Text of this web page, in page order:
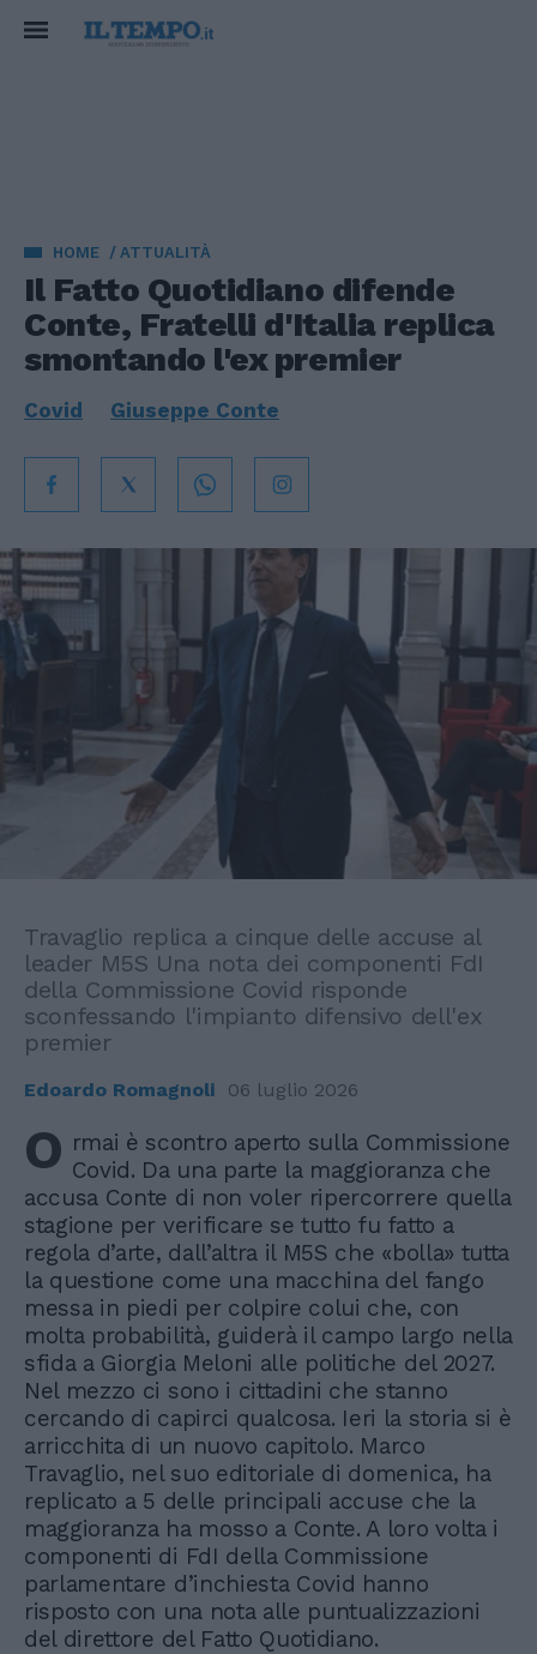
HOME ATTUALITÀ
Il Fatto Quotidiano difende
Conte, Fratelli d'Italia replica
smontando l'ex premier
Covid Giuseppe Conte
Travaglio replica a cinque delle accuse al
leader M5S Una nota dei componenti FdI
della Commissione Covid risponde
sconfessando l'impianto difensivo dell'ex
premier
Edoardo Romagnoli 06 luglio 2026
O rmai è scontro aperto sulla Commissione
Covid. Da una parte la maggioranza che
accusa Conte di non voler ripercorrere quella
stagione per verificare se tutto fu fatto a
regola d’arte, dall’altra il M5S che «bolla» tutta
la questione come una macchina del fango
messa in piedi per colpire colui che, con
molta probabilità, guiderà il campo largo nella
sfida a Giorgia Meloni alle politiche del 2027.
Nel mezzo ci sono i cittadini che stanno
cercando di capirci qualcosa. Ieri la storia si è
arricchita di un nuovo capitolo. Marco
Travaglio, nel suo editoriale di domenica, ha
replicato a 5 delle principali accuse che la
maggioranza ha mosso a Conte. A loro volta i
componenti di FdI della Commissione
parlamentare d’inchiesta Covid hanno
risposto con una nota alle puntualizzazioni
del direttore del Fatto Quotidiano.